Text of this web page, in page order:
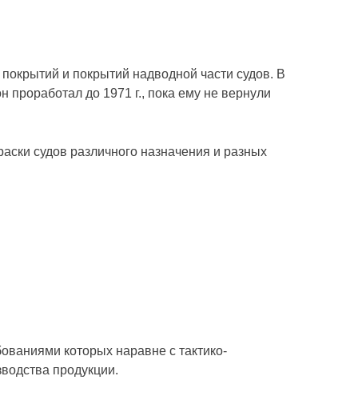
и покрытий надводной части судов. В
проработал до 1971 г., пока ему не вернули
судов различного назначения и разных
которых наравне с тактико-
продукции.